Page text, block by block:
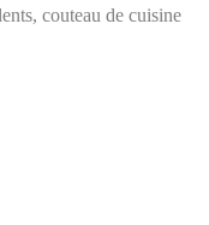
couteau de cuisine